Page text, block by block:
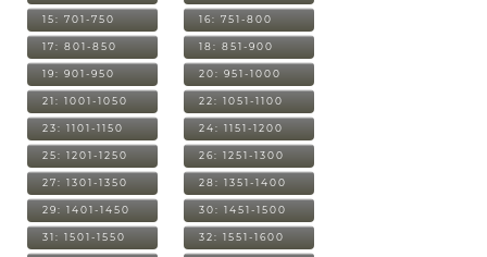
15: 701-750 16: 751-800
17: 801-850 18: 851-900
19: 901-950 20: 951-1000
21: 1001-1050 22: 1051-1100
23: 1101-1150 24: 1151-1200
25: 1201-1250 26: 1251-1300
27: 1301-1350 28: 1351-1400
29: 1401-1450 30: 1451-1500
31: 1501-1550 32: 1551-1600